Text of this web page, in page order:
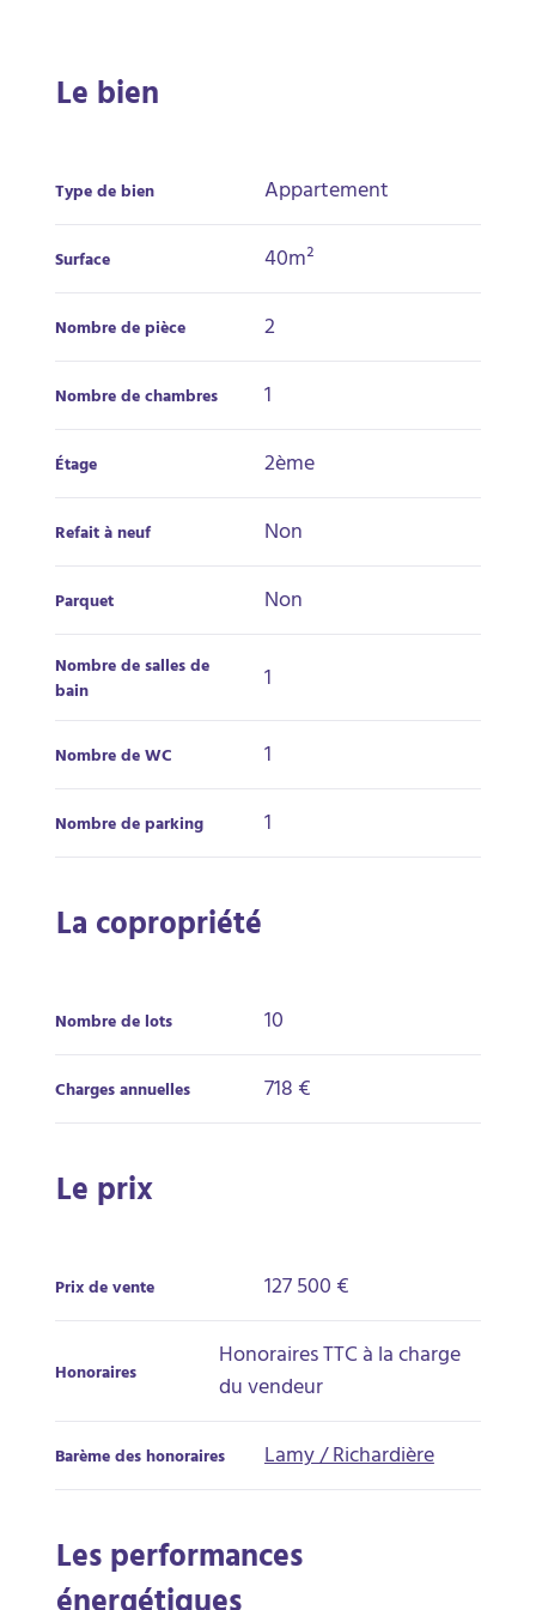
Le bien
Type de bien Appartement
Surface 40m²
Nombre de pièce 2
Nombre de chambres 1
Étage 2ème
Refait à neuf Non
Parquet Non
Nombre de salles de
bain 1
Nombre de WC 1
Nombre de parking 1
La copropriété
Nombre de lots 10
Charges annuelles 718 €
Le prix
Prix de vente 127 500 €
Honoraires Honoraires TTC à la charge
du vendeur
Barème des honoraires Lamy / Richardière
Les performances